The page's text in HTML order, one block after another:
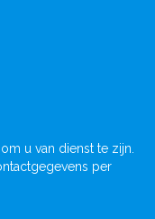
u van dienst te zijn.
per